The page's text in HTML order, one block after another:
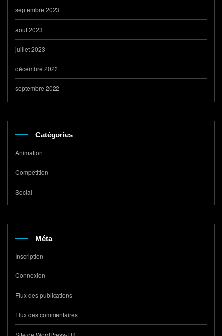
septembre 2023
août 2023
juillet 2023
décembre 2022
septembre 2022
Catégories
Animation
Compétition
Social
Méta
Inscription
Connexion
Flux des publications
Flux des commentaires
Site de WordPress-FR